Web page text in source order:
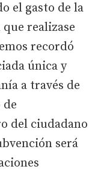
el gasto de la
realizase
recordó
única y
a través de
del ciudadano
será